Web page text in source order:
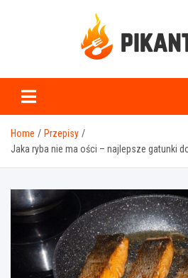
Home
Przepisy
Jaka ryba nie ma ości – najlepsze gatunki